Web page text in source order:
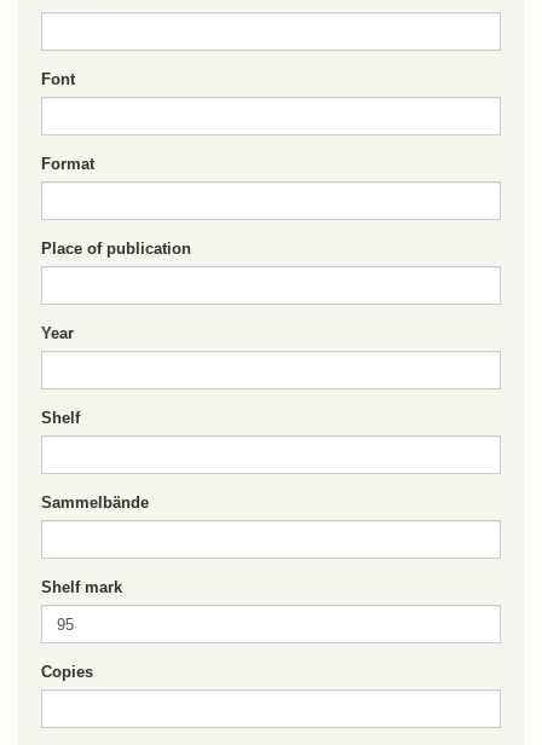
Font
Format
Place of publication
Year
Shelf
Sammelbände
Shelf mark
Copies